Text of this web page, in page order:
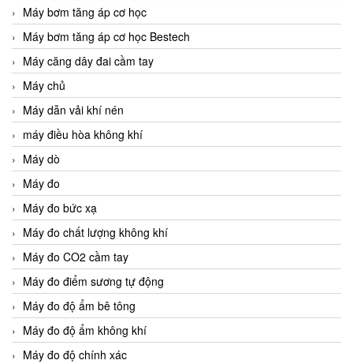
Máy bơm tăng áp cơ học
Máy bơm tăng áp cơ học Bestech
Máy căng dây đai cầm tay
Máy chủ
Máy dẫn vải khí nén
máy điều hòa không khí
Máy dò
Máy đo
Máy đo bức xạ
Máy đo chất lượng không khí
Máy đo CO2 cầm tay
Máy đo điểm sương tự động
Máy đo độ ẩm bê tông
Máy đo độ ẩm không khí
Máy đo độ chính xác